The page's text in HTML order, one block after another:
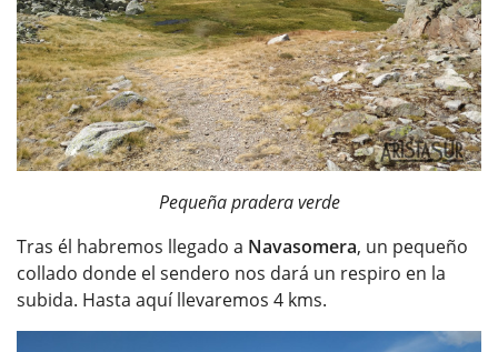
Pequeña pradera verde
Tras él habremos llegado a Navasomera, un pequeño
collado donde el sendero nos dará un respiro en la
subida. Hasta aquí llevaremos 4 kms.